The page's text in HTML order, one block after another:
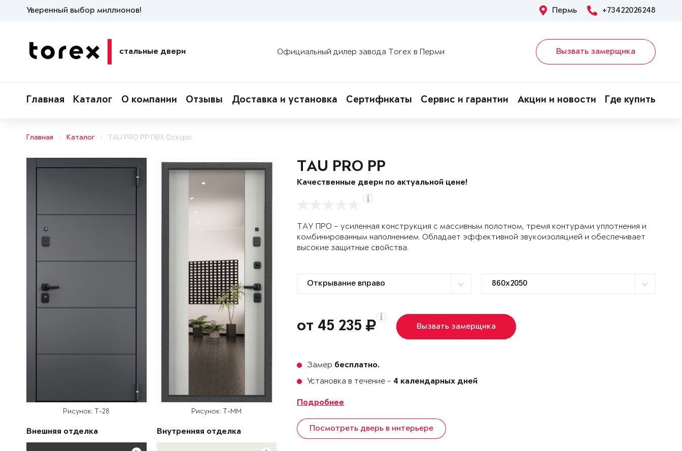
Уверенный выбор миллионов! Пермь +73422026248
стальные двери Официальный дилер завода Torex в Перми Вызвать замерщика
Главная Каталог О компании Отзывы Доставка и установка Сертификаты Сервис и гарантии Акции и новости Где купить
Главная Каталог TAU PRO PP ПВХ Оскуро
Рисунок: T-28
Внешняя отделка
Рисунок: T-MM
Внутренняя отделка
TAU PRO PP
Качественные двери по актуальной цене!
ТАУ ПРО – усиленная конструкция с массивным полотном, тремя контурами уплотнения и
комбинированным наполнением. Обладает эффективной звукоизоляцией и обеспечивает
высокие защитные свойства.
от 45 235 Вызвать замерщика
Замер бесплатно.
Установка в течение - 4 календарных дней
Подробнее
Посмотреть дверь в интерьере